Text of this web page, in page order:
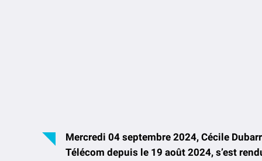
Mercredi 04 septembre 2024, Cécile
Télécom depuis le 19 août 2024, s’est